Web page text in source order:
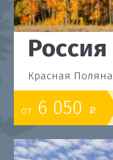
Россия
Красная
от 6 050 o